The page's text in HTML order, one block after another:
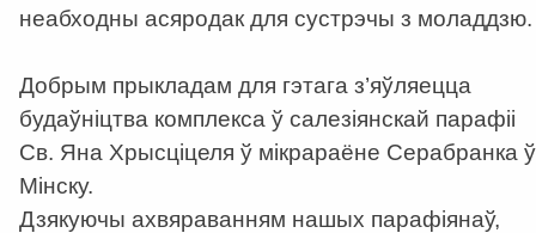
неабходны асяродак для сустрэчы з
Добрым прыкладам для гэтага з’яўляецца
будаўніцтва комплекса ў салезіянскай парафіі
Св. Яна Хрысціцеля ў мікрараёне Серабранка ў
Мінску.
Дзякуючы ахвяраванням нашых парафіянаў,